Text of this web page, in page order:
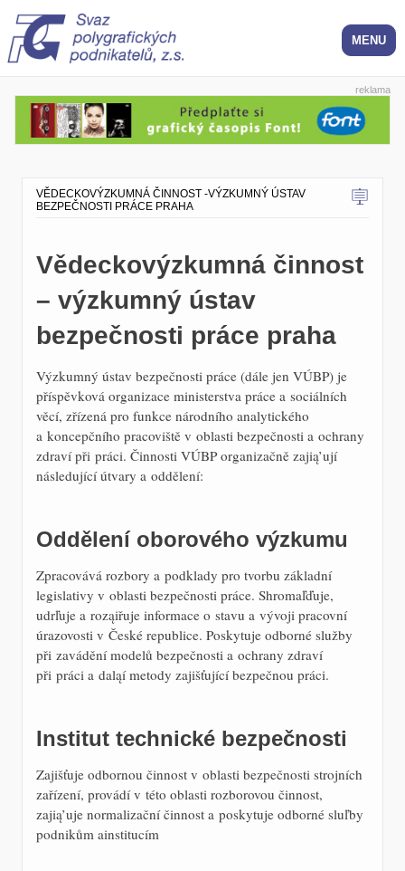
reklama
VĚDECKOVÝZKUMNÁ ČINNOST -VÝZKUMNÝ ÚSTAV
BEZPEČNOSTI PRÁCE PRAHA
Vědeckovýzkumná činnost
– výzkumný ústav
bezpečnosti práce praha
Výzkumný ústav bezpečnosti práce (dále jen VÚBP) je
příspěvková organizace ministerstva práce a sociálních
věcí, zřízená pro funkce národního analytického
a koncepčního pracoviště v oblasti bezpečnosti a ochrany
zdraví při práci. Činnosti VÚBP organizačně zajią’ují
následující útvary a oddělení:
Oddělení oborového výzkumu
Zpracovává rozbory a podklady pro tvorbu základní
legislativy v oblasti bezpečnosti práce. Shromaľďuje,
udrľuje a roząiřuje informace o stavu a vývoji pracovní
úrazovosti v České republice. Poskytuje odborné služby
při zavádění modelů bezpečnosti a ochrany zdraví
při práci a daląí metody zajišťující bezpečnou práci.
Institut technické bezpečnosti
Zajišťuje odbornou činnost v oblasti bezpečnosti strojních
zařízení, provádí v této oblasti rozborovou činnost,
zajią’uje normalizační činnost a poskytuje odborné sluľby
podnikům ainstitucím